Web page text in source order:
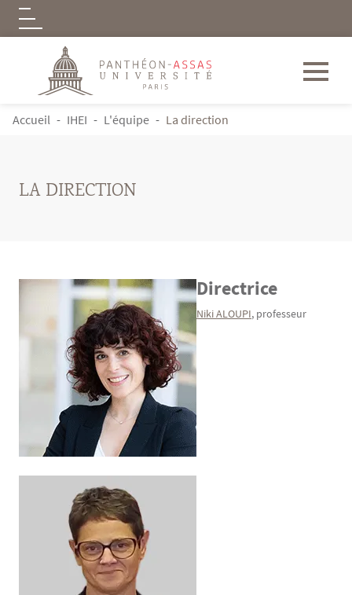
Aller au contenu principal
Logo
FIL D'ARIANE
Accueil IHEI L'équipe La direction
LA DIRECTION
Contenu Texte
Directrice
Niki ALOUPI, professeur